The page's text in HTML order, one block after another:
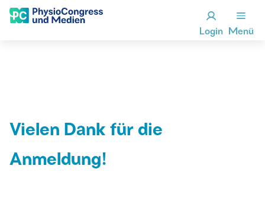
Login Menü
Vielen Dank für die
Anmeldung!